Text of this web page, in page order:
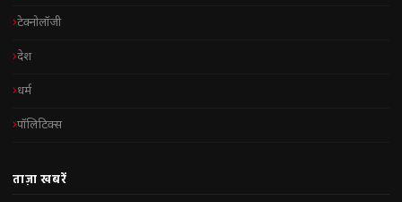
टेक्नोलॉजी
देश
धर्म
पॉलिटिक्स
ताज़ा खबरें